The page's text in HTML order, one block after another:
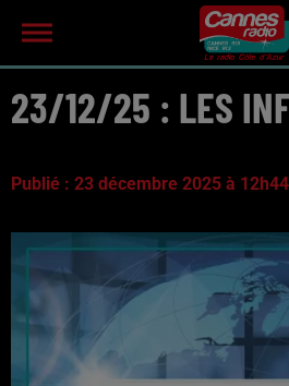
23/12/25 : LES
Publié : 23 décembre 2025 à 12h44